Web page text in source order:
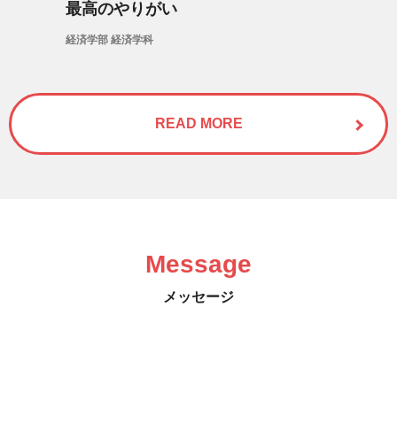
最高のやりがい
経済学部 経済学科
READ MORE
Message
メッセージ